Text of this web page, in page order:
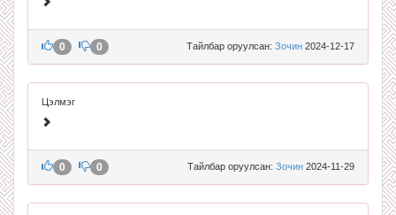
Тайлбар оруулсан: Зочин 2024-12-17
0 0
Цэлмэг
Тайлбар оруулсан: Зочин 2024-11-29
0 0